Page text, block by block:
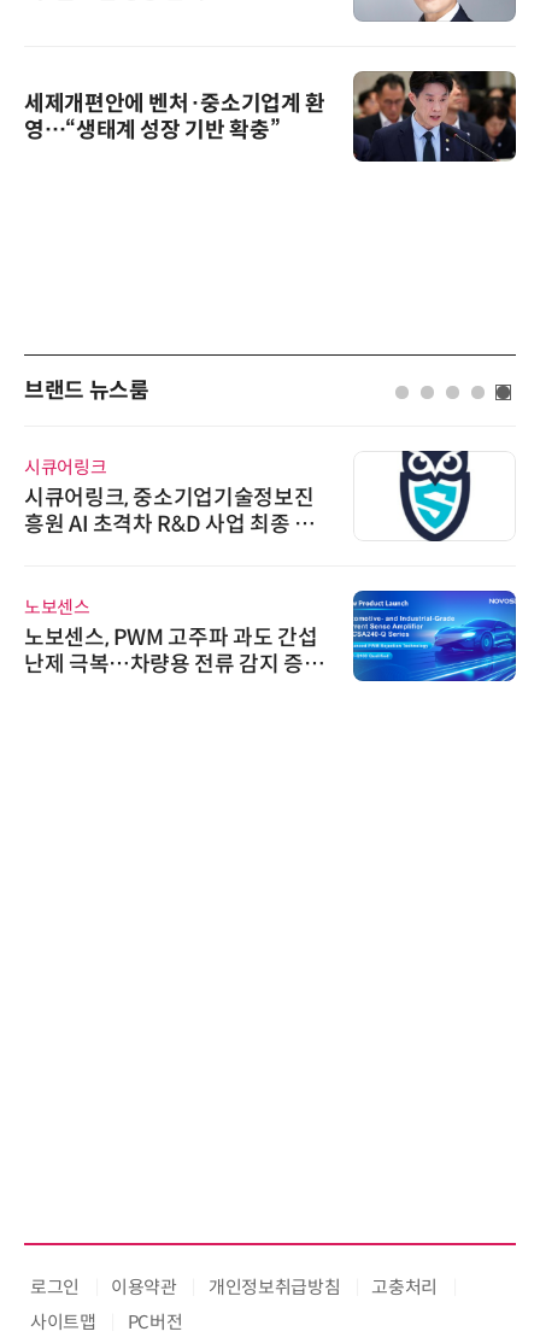
세제개편안에 벤처·중소기업계 환
영…“생태계 성장 기반 확충”
브랜드 뉴스룸
시큐어링크
시큐어링크, 중소기업기술정보진
흥원 AI 초격차 R&D 사업 최종 선
노보센스
노보센스, PWM 고주파 과도 간섭
난제 극복…차량용 전류 감지 증폭
로그인 이용약관 개인정보취급방침
고충처리
사이트맵
PC버전